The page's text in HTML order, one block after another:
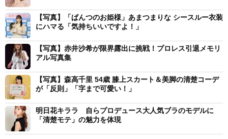
【写真】「ぱんつのお姫様」あまつまりな シースルー衣装
にハマる「気持ちいいですよ！」
【写真】赤井沙希が限界露出に挑戦！プロレス引退メモリ
アル写真集
【写真】森高千里 54歳 膝上スカート＆美脚の清楚コーデ
が「反則」「字まで可愛い！」
明日花キララ 自らプロデュース大人気ブラのモデルに
「清楚モテ」の魅力を体現